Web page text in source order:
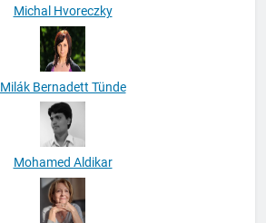
Michal Hvoreczky
Milák Bernadett Tünde
Mohamed Aldikar